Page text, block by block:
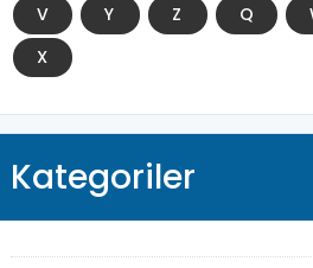
V
Y Z Q
X
Kategoriler